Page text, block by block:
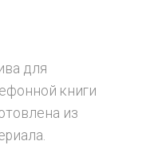
для
книги
из